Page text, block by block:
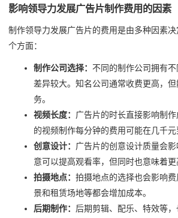
影响领导力发展广告片制作费用的因素
制作领导力发展广告片的费用是由多种因素
个方面：
制作公司选择： 不同的制作公司拥有
差异较大。知名公司通常收费更高，
务。
视频长度： 广告片的时长直接影响制
的视频制作每分钟的费用可能在几千元
创意设计： 广告片的创意设计质量会
意可以提高观看率，但同时也意味着更
拍摄地点： 拍摄地点的选择也会影响
景和租赁场地等都会增加成本。
后期制作： 后期剪辑、配乐、特效等